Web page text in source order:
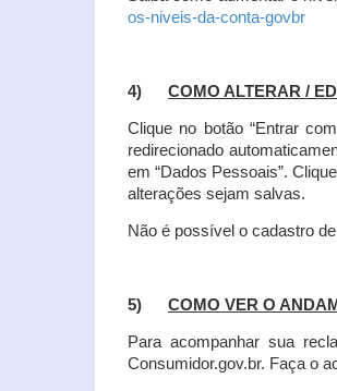
os-niveis-da-conta-govbr
4) COMO ALTERAR /
Clique no botão “Entrar com
redirecionado
em “Dados Pessoais”.
alterações sejam salvas.
Não é possível o cadastro
5) COMO VER O
Para acompanhar sua
Consumidor.gov.br. Faça o